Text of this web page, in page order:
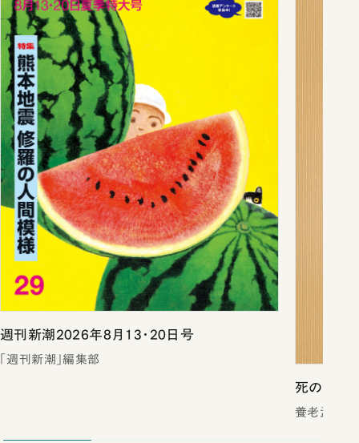
週刊新潮2026年8月13・20日号
「週刊新潮」編集部
死の壁
養老孟司／